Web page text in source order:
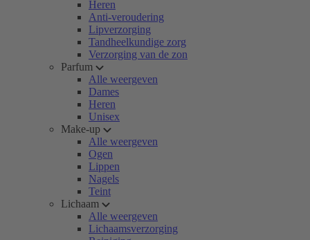
Heren
Anti-veroudering
Lipverzorging
Tandheelkundige zorg
Verzorging van de zon
Parfum
Alle weergeven
Dames
Heren
Unisex
Make-up
Alle weergeven
Ogen
Lippen
Nagels
Teint
Lichaam
Alle weergeven
Lichaamsverzorging